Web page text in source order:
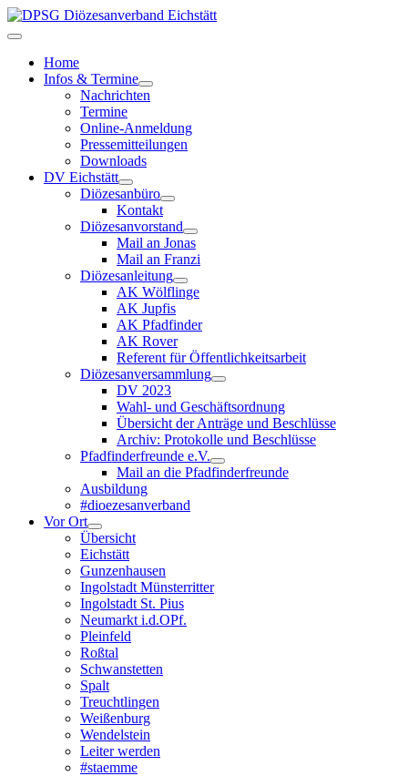
Home
Infos & Termine
Nachrichten
Termine
Online-Anmeldung
Pressemitteilungen
Downloads
DV Eichstätt
Diözesanbüro
Kontakt
Diözesanvorstand
Mail an Jonas
Mail an Franzi
Diözesanleitung
AK Wölflinge
AK Jupfis
AK Pfadfinder
AK Rover
Referent für Öffentlichkeitsarbeit
Diözesanversammlung
DV 2023
Wahl- und Geschäftsordnung
Übersicht der Anträge und Beschlüsse
Archiv: Protokolle und Beschlüsse
Pfadfinderfreunde e.V.
Mail an die Pfadfinderfreunde
Ausbildung
#dioezesanverband
Vor Ort
Übersicht
Eichstätt
Gunzenhausen
Ingolstadt Münsterritter
Ingolstadt St. Pius
Neumarkt i.d.OPf.
Pleinfeld
Roßtal
Schwanstetten
Spalt
Treuchtlingen
Weißenburg
Wendelstein
Leiter werden
#staemme